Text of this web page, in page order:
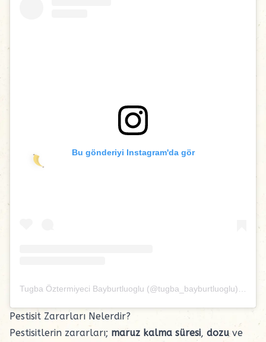
Bu gönderiyi Instagram'da gör
Tugba Öztermiyeci Bayburtluoglu (@tugba_bayburtluoglu)'in paylaştığı bir gönderi
Pestisit Zararları Nelerdir?
Pestisitlerin zararları; maruz kalma süresi, dozuve